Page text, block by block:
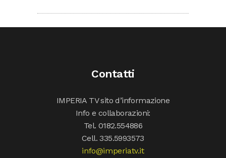
Contatti
IMPERIA TV sito d’informazione
Info e collaborazioni:
Tel. 0182.554886
Cell. 335.5993573
info@imperiatv.it